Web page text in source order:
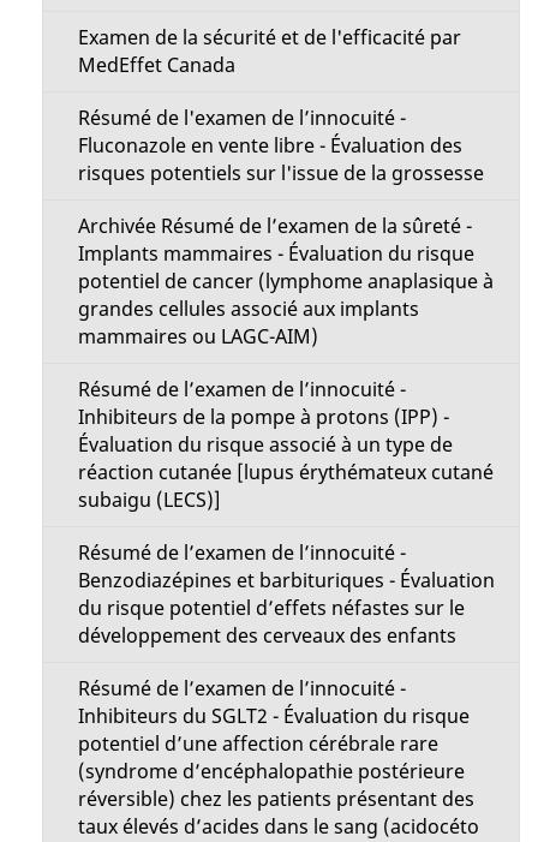
Examen de la sécurité et de l'efficacité par
MedEffet Canada
Résumé de l'examen de l’innocuité -
Fluconazole en vente libre - Évaluation des
risques potentiels sur l'issue de la grossesse
Archivée Résumé de l’examen de la sûreté -
Implants mammaires - Évaluation du risque
potentiel de cancer (lymphome anaplasique à
grandes cellules associé aux implants
mammaires ou LAGC-AIM)
Résumé de l’examen de l’innocuité -
Inhibiteurs de la pompe à protons (IPP) -
Évaluation du risque associé à un type de
réaction cutanée [lupus érythémateux cutané
subaigu (LECS)]
Résumé de l’examen de l’innocuité -
Benzodiazépines et barbituriques - Évaluation
du risque potentiel d’effets néfastes sur le
développement des cerveaux des enfants
Résumé de l’examen de l’innocuité -
Inhibiteurs du SGLT2 - Évaluation du risque
potentiel d’une affection cérébrale rare
(syndrome d’encéphalopathie postérieure
réversible) chez les patients présentant des
taux élevés d’acides dans le sang (acidocéto